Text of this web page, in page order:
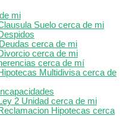
mi
Suelo cerca de mi
cerca de mi
cerca de mi
cerca de mí
Multidivisa cerca de
2 Unidad cerca de mi
Hipotecas cerca